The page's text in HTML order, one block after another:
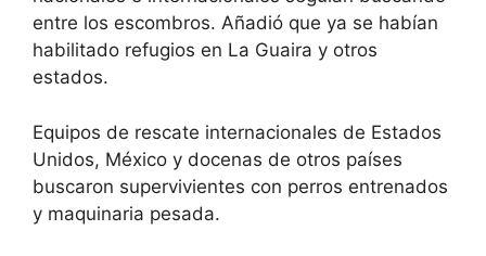
entre los escombros. Añadió que ya se habían
habilitado refugios en La Guaira y otros
estados.
Equipos de rescate internacionales de Estados
Unidos, México y docenas de otros países
buscaron supervivientes con perros entrenados
y maquinaria pesada.